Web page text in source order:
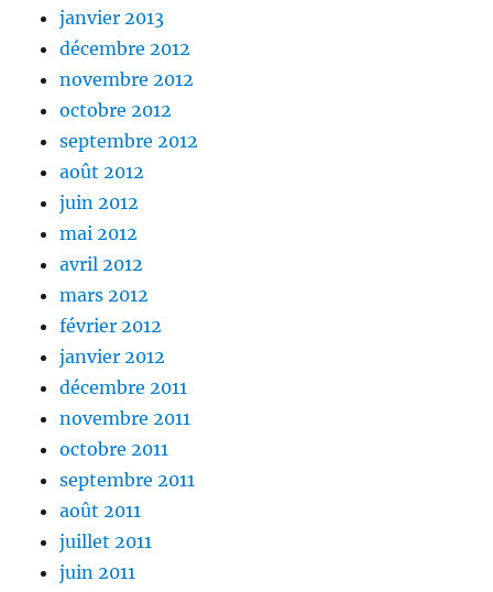
janvier 2013
décembre 2012
novembre 2012
octobre 2012
septembre 2012
août 2012
juin 2012
mai 2012
avril 2012
mars 2012
février 2012
janvier 2012
décembre 2011
novembre 2011
octobre 2011
septembre 2011
août 2011
juillet 2011
juin 2011